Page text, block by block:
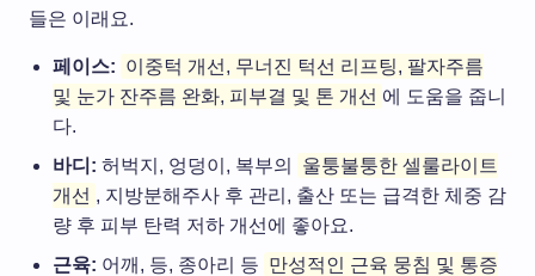
들은 이래요.
페이스: 이중턱 개선, 무너진 턱선 리프팅, 팔자주름
및 눈가 잔주름 완화, 피부결 및 톤 개선 에 도움을 줍니
다.
바디: 허벅지, 엉덩이, 복부의
울퉁불퉁한 셀룰라이트
개선 , 지방분해주사 후 관리, 출산 또는 급격한 체중 감
량 후 피부 탄력 저하 개선에 좋아요.
근육: 어깨, 등, 종아리 등 만성적인 근육 뭉침 및 통증